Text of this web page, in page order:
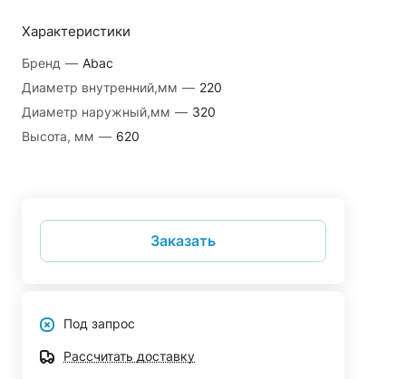
Характеристики
Бренд — Abac
Диаметр внутренний,мм — 220
Диаметр наружный,мм — 320
Высота, мм — 620
Заказать
Под запрос
Рассчитать доставку